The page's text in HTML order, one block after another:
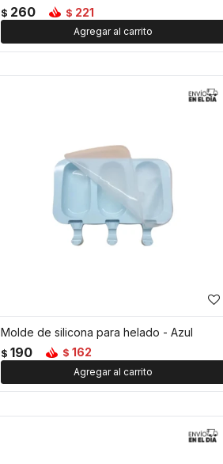
$ 260 $ 221
Molde de silicona para helado - Azul
$ 190 $ 162